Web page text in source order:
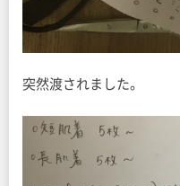
突然渡されました。